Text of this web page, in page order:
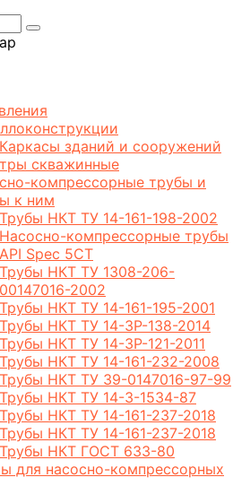
Каркасы зданий и сооружений
скважинные
компрессорные трубы и
к ним
Трубы НКТ ТУ 14-161-198-2002
Насосно-компрессорные трубы
API Spec 5CT
Трубы НКТ ТУ 1308-206-
00147016-2002
Трубы НКТ ТУ 14-161-195-2001
Трубы НКТ ТУ 14-3Р-138-2014
Трубы НКТ ТУ 14-3Р-121-2011
Трубы НКТ ТУ 14-161-232-2008
Трубы НКТ ТУ 39-0147016-97-99
Трубы НКТ ТУ 14-3-1534-87
Трубы НКТ ТУ 14-161-237-2018
Трубы НКТ ТУ 14-161-237-2018
Трубы НКТ ГОСТ 633-80
для насосно-компрессорных